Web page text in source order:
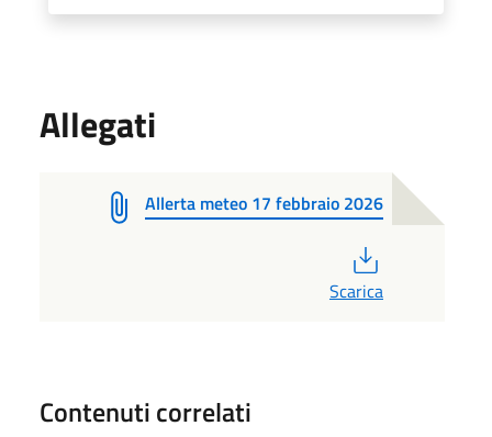
Allegati
Allerta meteo 17 febbraio 2026
Scarica
Contenuti correlati